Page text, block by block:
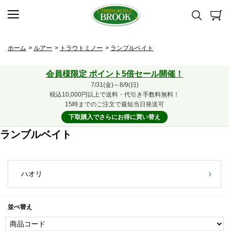
ホーム > ルアー > トラウトミノー > ランブルベイト
会員様限定 ポイント5倍セール開催！
7/31(金)～8/9(日)
税込10,000円以上で送料・代引き手数料無料！
15時までのご注文で最短当日発送可
下取購入でさらにお得に買い替え
ランブルベイト
ハオリ
並べ替え